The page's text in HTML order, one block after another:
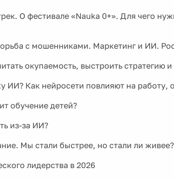
О фестивале «Nauka 0+». Для чего
с мошенниками. Маркетинг и ИИ.
окупаемость, выстроить стратегию и
ИИ? Как нейросети повлияют на работу,
обучение детей?
из-за ИИ?
Мы стали быстрее, но стали ли живее?
лидерства в 2026